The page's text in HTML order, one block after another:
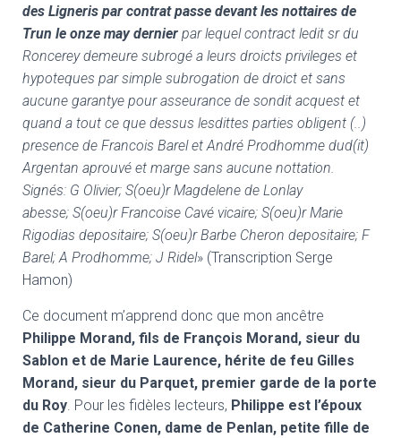
des Ligneris par contrat passe devant les nottaires de
Trun le onze may dernier par lequel contract ledit sr du
Roncerey demeure subrogé a leurs droicts privileges et
hypoteques par simple subrogation de droict et sans
aucune garantye pour asseurance de sondit acquest et
quand a tout ce que dessus lesdittes parties obligent (..)
presence de Francois Barel et André Prodhomme dud(it)
Argentan aprouvé et marge sans aucune nottation.
Signés: G Olivier; S(oeu)r Magdelene de Lonlay
abesse; S(oeu)r Francoise Cavé vicaire; S(oeu)r Marie
Rigodias depositaire; S(oeu)r Barbe Cheron depositaire; F
Barel; A Prodhomme; J Ridel» (Transcription Serge
Hamon)
Ce document m’apprend donc que mon ancêtre
Philippe Morand, fils de François Morand, sieur du
Sablon et de Marie Laurence, hérite de feu Gilles
Morand, sieur du Parquet, premier garde de la porte
du Roy. Pour les fidèles lecteurs, Philippe est l’époux
de Catherine Conen, dame de Penlan, petite fille de